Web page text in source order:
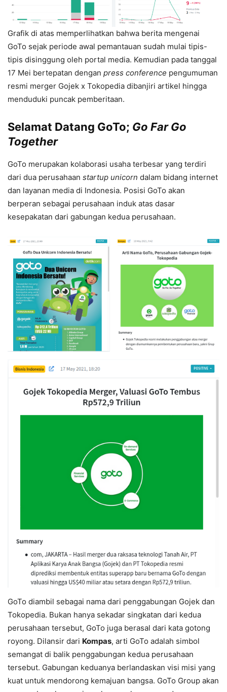
Grafik di atas memperlihatkan bahwa berita mengenai
GoTo sejak periode awal pemantauan sudah mulai tipis-
tipis disinggung oleh portal media. Kemudian pada tanggal
17 Mei bertepatan dengan press conference pengumuman
resmi merger Gojek x Tokopedia dibanjiri artikel hingga
menduduki puncak pemberitaan.
Selamat Datang GoTo; Go Far Go
Together
GoTo merupakan kolaborasi usaha terbesar yang terdiri
dari dua perusahaan startup unicorn dalam bidang internet
dan layanan media di Indonesia. Posisi GoTo akan
berperan sebagai perusahaan induk atas dasar
kesepakatan dari gabungan kedua perusahaan.
GoTo diambil sebagai nama dari penggabungan Gojek dan
Tokopedia. Bukan hanya sekadar singkatan dari kedua
perusahaan tersebut, GoTo juga berasal dari kata gotong
royong. Dilansir dari Kompas, arti GoTo adalah simbol
semangat di balik penggabungan kedua perusahaan
tersebut. Gabungan keduanya berlandaskan visi misi yang
kuat untuk mendorong kemajuan bangsa. GoTo Group akan